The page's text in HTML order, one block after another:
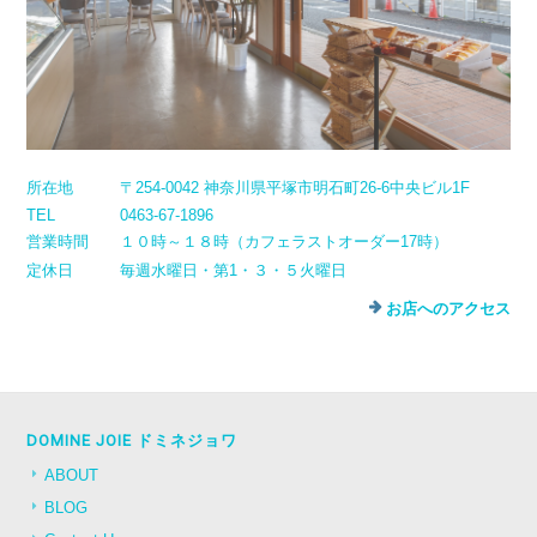
所在地
〒254-0042 神奈川県平塚市明石町26-6中央ビル1F
TEL
0463-67-1896
営業時間
１０時～１８時（カフェラストオーダー17時）
定休日
毎週水曜日・第1・３・５火曜日
お店へのアクセス
DOMINE JOIE ドミネジョワ
ABOUT
BLOG